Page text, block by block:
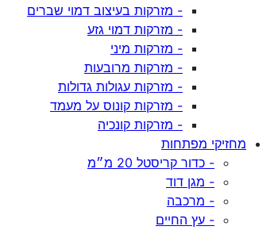
- מזרקות בעיצוב דמוי שברים
- מזרקות דמוי גזע
- מזרקות מיני
- מזרקות מרובעות
- מזרקות עגולות גדולות
- מזרקות קונוס על מעמד
- מזרקות קונכיה
מחזיקי מפתחות
- כדור קריסטל 20 מ״מ
- מגן דוד
- מרכבה
- עץ החיים